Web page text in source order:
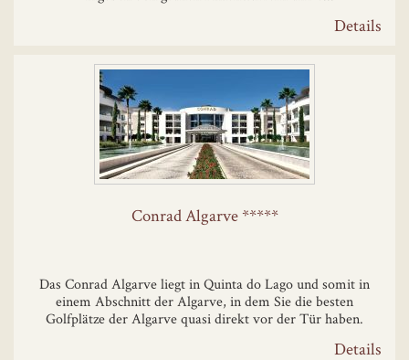
Details
Conrad Algarve *****
Das Conrad Algarve liegt in Quinta do Lago und somit in
einem Abschnitt der Algarve, in dem Sie die besten
Golfplätze der Algarve quasi direkt vor der Tür haben.
Details